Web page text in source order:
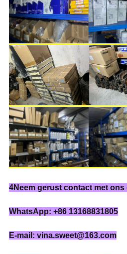
4Neem gerust contact met
WhatsApp: +86 13168831805
E-mail: vina.sweet@163.com